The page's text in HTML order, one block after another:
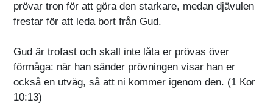
prövar tron för att göra den starkare, medan djävulen
frestar för att leda bort från Gud.
Gud är trofast och skall inte låta er prövas över
förmåga: när han sänder prövningen visar han er
också en utväg, så att ni kommer igenom den. (1 Kor
10:13)